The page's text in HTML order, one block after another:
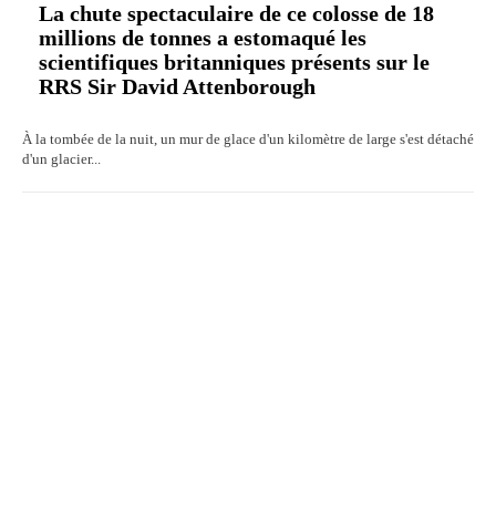
La chute spectaculaire de ce colosse de 18
millions de tonnes a estomaqué les
scientifiques britanniques présents sur le
RRS Sir David Attenborough
À la tombée de la nuit, un mur de glace d'un kilomètre de large s'est détaché
d'un glacier...